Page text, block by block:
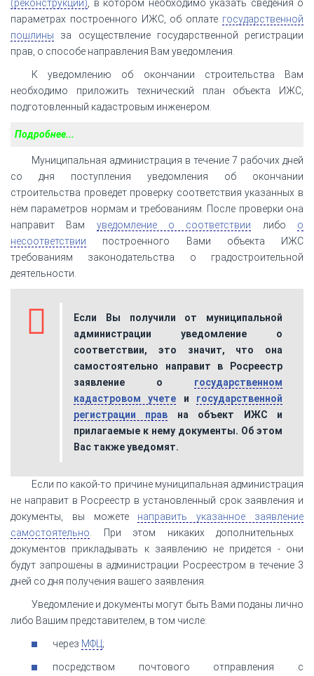
(реконструкции) , в котором необходимо указать сведения о
параметрах построенного ИЖС, об оплате государственной
пошлины за осуществление государственной регистрации
прав, о способе направления Вам уведомления.
К уведомлению об окончании строительства Вам
необходимо приложить технический план объекта ИЖС,
подготовленный кадастровым инженером.
Подробнее...
Муниципальная администрация в течение 7 рабочих дней
со дня поступления уведомления об окончании
строительства проведет проверку соответствия указанных в
нём параметров нормам и требованиям. После проверки она
направит Вам уведомление о соответствии либо о
несоответствии построенного Вами объекта ИЖС
требованиям законодательства о градостроительной
деятельности.
Если Вы получили от муниципальной
администрации уведомление о
соответствии, это значит, что она
самостоятельно направит в Росреестр
заявление о государственном
кадастровом учете и государственной
регистрации прав на объект ИЖС и
прилагаемые к нему документы. Об этом
Вас также уведомят.
Если по какой-то причине муниципальная администрация
не направит в Росреестр в установленный срок заявления и
документы, вы можете направить указанное заявление
самостоятельно . При этом никаких дополнительных
документов прикладывать к заявлению не придётся - они
будут запрошены в администрации Росреестром в течение 3
дней со дня получения вашего заявления.
Уведомление и документы могут быть Вами поданы лично
либо Вашим представителем, в том числе:
через МФЦ ;
посредством почтового отправления с